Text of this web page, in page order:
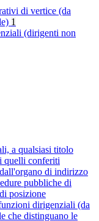
di vertice (da
1
(dirigenti non
a qualsiasi titolo
quelli conferiti
di indirizzo
pubbliche di
posizione
dirigenziali (da
che distinguano le